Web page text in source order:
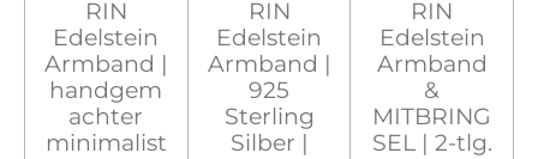
RIN
Edelstein
Armband |
handgem
achter
minimalist
RIN
Edelstein
Armband |
925
Sterling
Silber |
RIN
Edelstein
Armband
&
MITBRING
SEL | 2-tlg.